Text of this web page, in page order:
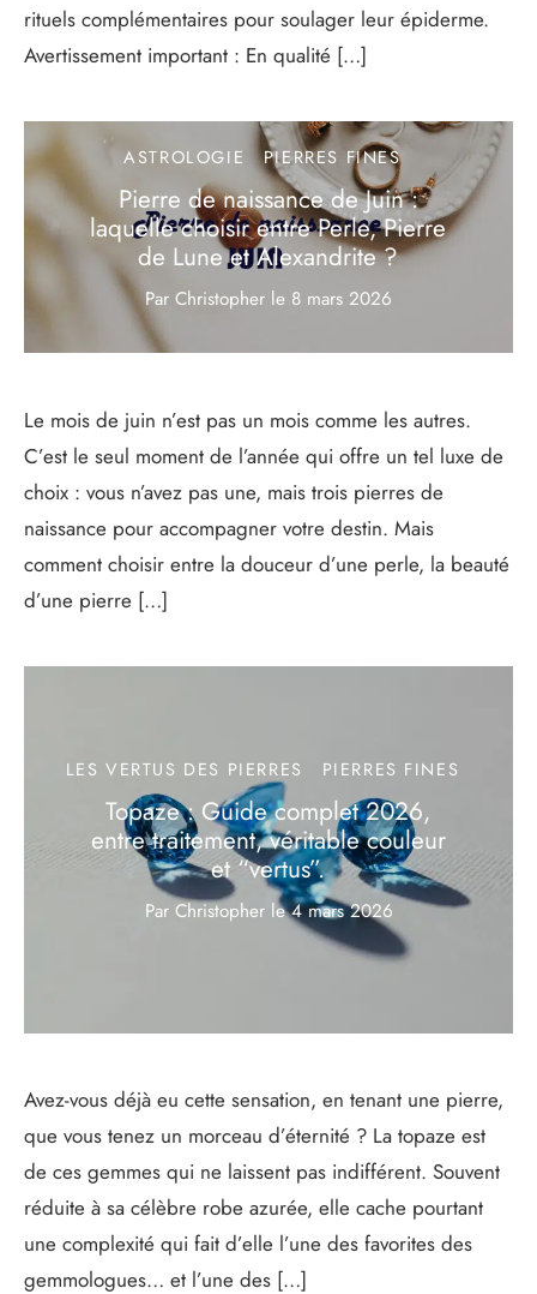
rituels complémentaires pour soulager leur épiderme.
Avertissement important : En qualité […]
ASTROLOGIE PIERRES FINES
Pierre de naissance de Juin :
laquelle choisir entre Perle, Pierre
de Lune et Alexandrite ?
Par Christopher le 8 mars 2026
Le mois de juin n’est pas un mois comme les autres.
C’est le seul moment de l’année qui offre un tel luxe de
choix : vous n’avez pas une, mais trois pierres de
naissance pour accompagner votre destin. Mais
comment choisir entre la douceur d’une perle, la beauté
d’une pierre […]
LES VERTUS DES PIERRES PIERRES FINES
Topaze : Guide complet 2026,
entre traitement, véritable couleur
et “vertus”.
Par Christopherle4 mars 2026
Avez-vous déjà eu cette sensation, en tenant une pierre,
que vous tenez un morceau d’éternité ? La topaze est
de ces gemmes qui ne laissent pas indifférent. Souvent
réduite à sa célèbre robe azurée, elle cache pourtant
une complexité qui fait d’elle l’une des favorites des
gemmologues… et l’une des […]